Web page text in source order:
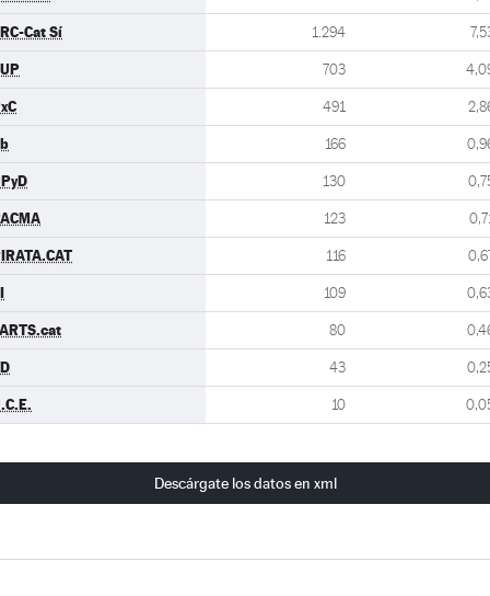
Cat Sí 1.294
703
491
166
130
123
116
109
80
43
10
Descárgate los datos en xml